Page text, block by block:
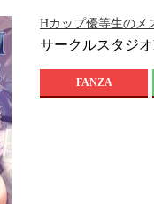
Hカップ優等生のメ
サークルスタジ
FANZA